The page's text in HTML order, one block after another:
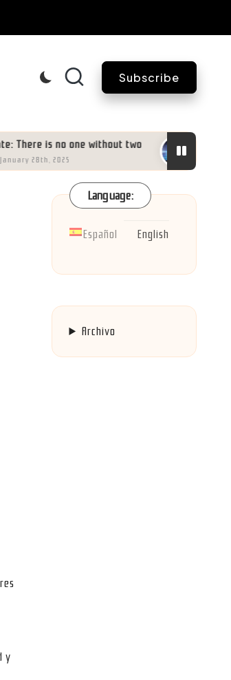
Subscribe
is no one without two
2025
Valuing AI
y
Language:
Español English
Archivo